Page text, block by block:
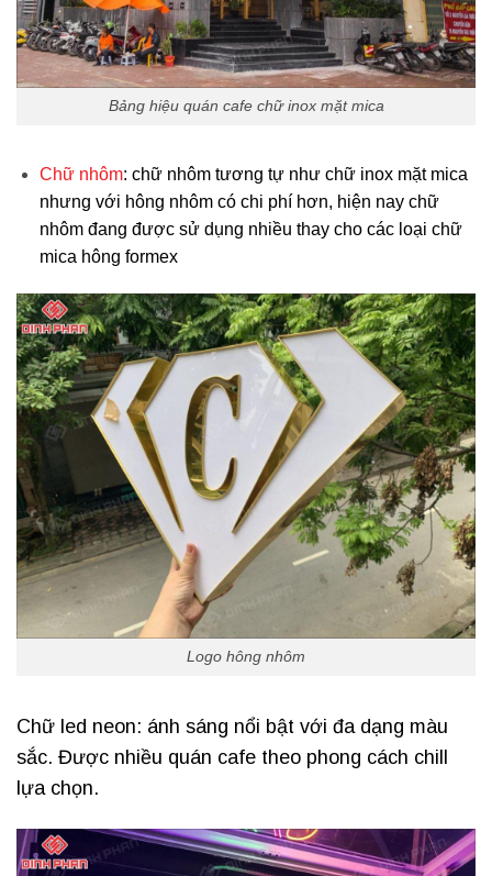
Bảng hiệu quán cafe chữ inox mặt mica
Chữ nhôm: chữ nhôm tương tự như chữ inox mặt mica
nhưng với hông nhôm có chi phí hơn, hiện nay chữ
nhôm đang được sử dụng nhiều thay cho các loại chữ
mica hông formex
Logo hông nhôm
Chữ led neon: ánh sáng nổi bật với đa dạng màu
sắc. Được nhiều quán cafe theo phong cách chill
lựa chọn.